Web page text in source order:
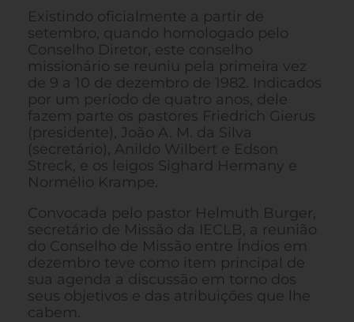
Existindo oficialmente a partir de
setembro, quando homologado pelo
Conselho Diretor, este conselho
missionário se reuniu pela primeira vez
de 9 a 10 de dezembro de 1982. Indicados
por um período de quatro anos, dele
fazem parte os pastores Friedrich Gierus
(presidente), João A. M. da Silva
(secretário), Anildo Wilbert e Edson
Streck, e os leigos Sighard Hermany e
Normélio Krampe.
Convocada pelo pastor Helmuth Burger,
secretário de Missão da IECLB, a reunião
do Conselho de Missão entre Índios em
dezembro teve como item principal de
sua agenda a discussão em torno dos
seus objetivos e das atribuições que lhe
cabem.